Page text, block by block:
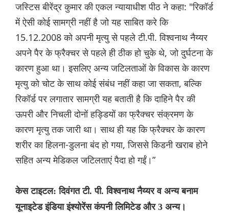
जस्टिस बीरेंद्र कुमार की एकल न्यायाधीश पीठ ने कहा: "रिकॉर्ड
में ऐसी कोई सामग्री नहीं है जो यह साबित करे कि
15.12.2008 को अपनी मृत्यु से पहले टी.पी. विश्वनाथ नैय्यर
अपने पैर के फ्रैक्चर से पहले ही ठीक हो चुके थे, जो दुर्घटना के
कारण हुआ था। इसलिए अन्य जटिलताओं के विकास के कारण
मृत्यु को चोट के साथ कोई संबंध नहीं कहा जा सकता, बल्कि
रिकॉर्ड पर लगातार सामग्री यह बताती है कि दाहिने पैर की
ऊपरी और निचली दोनों हड्डियों का फ्रैक्चर संक्रमण के
कारण मृत्यु तक जारी था। साथ ही यह कि फ्रैक्चर के कारण
शरीर का हिलना-डुलना बंद हो गया, जिससे किडनी खराब होने
सहित अन्य मेडिकल जटिलताएं पैदा हो गईं।”
केस टाइटल: दिवंगत टी. पी. विश्वनाथ नैय्यर व अन्य बनाम
यूनाइटेड इंडिया इंश्योरेंस कंपनी लिमिटेड और 3 अन्य।